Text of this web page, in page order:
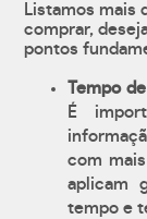
Listamos mais
comprar,
pontos
Tempo
É
com
aplicam
tempo e